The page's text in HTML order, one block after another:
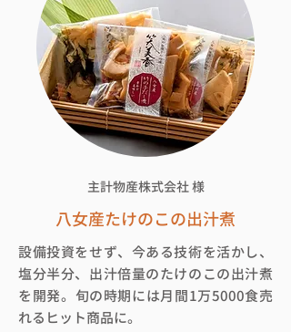
主計物産株式会社様
八女産たけのこの出汁煮
設備投資をせず、今ある技術を活かし、
塩分半分、出汁倍量のたけのこの出汁煮
を開発。旬の時期には月間1万5000食売
れるヒット商品に。